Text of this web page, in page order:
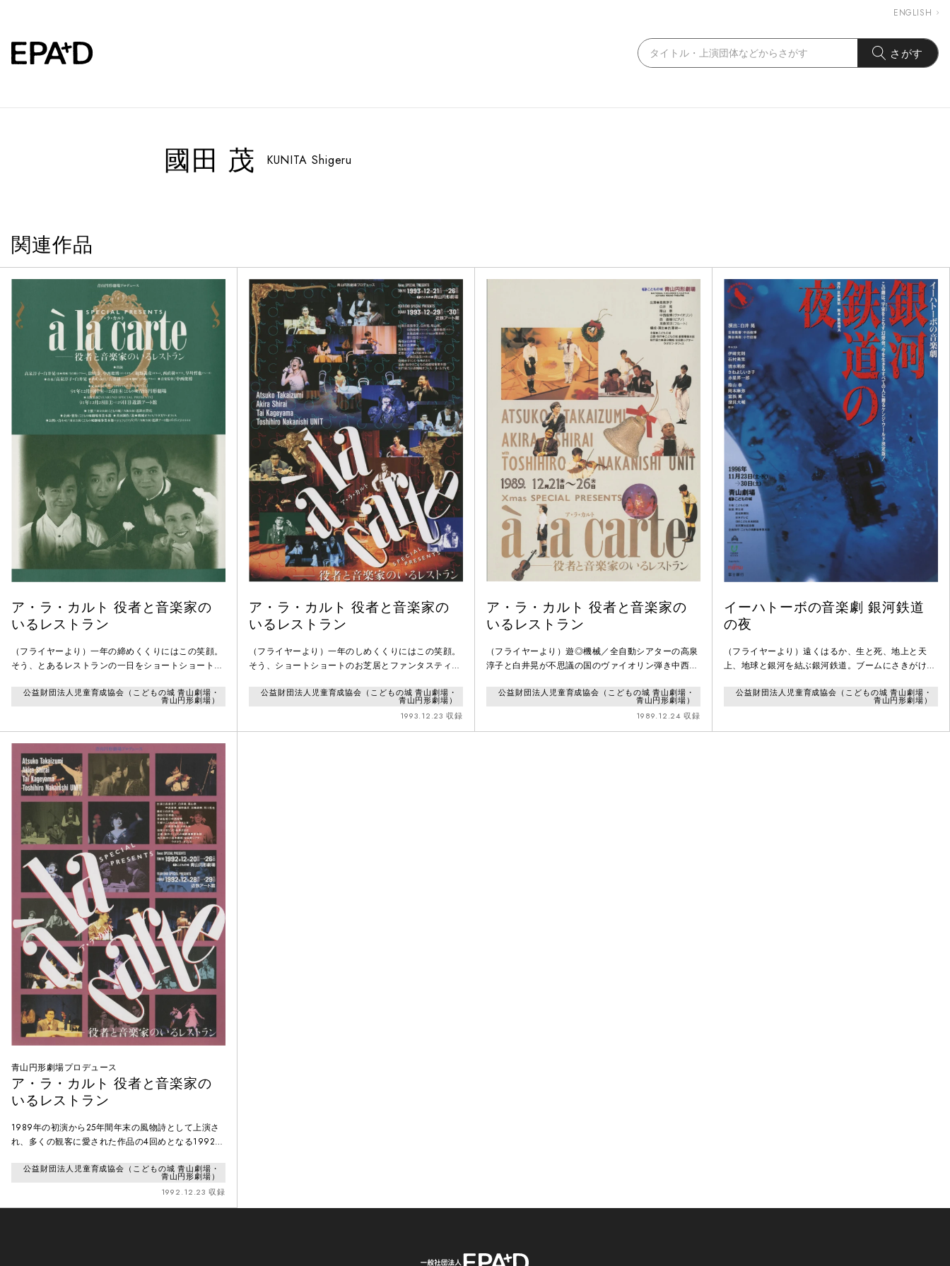
ENGLISH
さがす
國田 茂 KUNITA Shigeru
関連作品
ア・ラ・カルト 役者と音楽家の
いるレストラン
（フライヤーより）一年の締めくくりにはこの笑顔。
そう、とあるレストランの一日をショートショートの
carte（ア・ラ・カルト）」。楽しくって、セツなくっ
て、今年もいろいろあったよなとか、来年も（は？）
ジミ思っちゃいましょうか？だって、ほらね。目の前
にはこんなにおいしそうなニッコリがあるんだもの
ね。
公益財団法人児童育成協会（こどもの城 青山劇場・
青山円形劇場）
ア・ラ・カルト 役者と音楽家の
いるレストラン
（フライヤーより）一年のしめくくりにはこの笑顔。
そう、ショートショートのお芝居とファンタスティッ
カルト」。選りすぐりのメニューを胸いっぱいに食べ
ながら、今年もいろいろあったよなとか、来年も
（は？）いいことありますようにとか、そんなことを
少しシミジミ思っちゃいましょうか？
公益財団法人児童育成協会（こどもの城 青山劇場・
青山円形劇場）
1993.12.23 収録
ア・ラ・カルト 役者と音楽家の
いるレストラン
（フライヤーより）遊◎機械／全自動シアターの高泉
淳子と白井晃が不思議の国のヴァイオリン弾き中西俊
ト（一品料理）。青山円形劇場に突如現れたワンダー
ランドのレストラン、演劇+コンサート=素敵な素敵な
ショウの始まりです。はっきり言ってこんなの見たこ
とない、見たことないのに何処かなつかしい…。さ
公益財団法人児童育成協会（こどもの城 青山劇場・
青山円形劇場）
1989.12.24 収録
イーハトーボの音楽劇 銀河鉄道
の夜
（フライヤーより）遠くはるか、生と死、地上と天
上、地球と銀河を結ぶ銀河鉄道。ブームにさきがけ昨
の今年、もう一度よみがえります。ぜひ、お見逃しな
公益財団法人児童育成協会（こどもの城 青山劇場・
青山円形劇場）
青山円形劇場プロデュース
ア・ラ・カルト 役者と音楽家の
いるレストラン
1989年の初演から25年間年末の風物詩として上演さ
れ、多くの観客に愛された作品の4回めとなる1992年
ラ・カルト」を舞台に、訪れた客達が繰り広げるドラ
マを、アラカルト（（フランス語）a là carte）に例え
て描いたオムニバス形式の物語。「役者と音楽家
の…」というサブタイトル通り、ミュージシャンの生
公益財団法人児童育成協会（こどもの城 青山劇場・
青山円形劇場）
1992.12.23 収録